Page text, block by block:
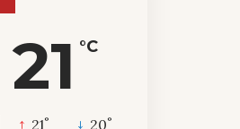
21 °C
21° 20°